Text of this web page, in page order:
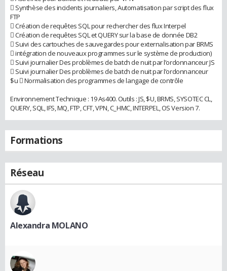
 Synthèse des incidents journaliers, Automatisation par script des flux
FTP
 Création de requêtes SQL pour rechercher des flux Interpel
 Création de requêtes SQL et QUERY sur la base de donnée DB2
 Suivi des cartouches de sauvegardes pour externalisation par BRMS
 intégration de nouveaux programmes sur le système de production)
 Suivi journalier Des problèmes de batch de nuit par l’ordonnanceur JS
 Suivi journalier Des problèmes de batch de nuit par l’ordonnanceur
$u  Normalisation des programmes de langage de contrôle
Environnement Technique : 19 As400. Outils : JS, $U, BRMS, SYSOTEC CL,
QUERY, SQL, IFS, MQ, FTP, CFT, VPN, C_HMC, INTERPEL, OS Version 7.
Formations
Réseau
Alexandra MOLANO